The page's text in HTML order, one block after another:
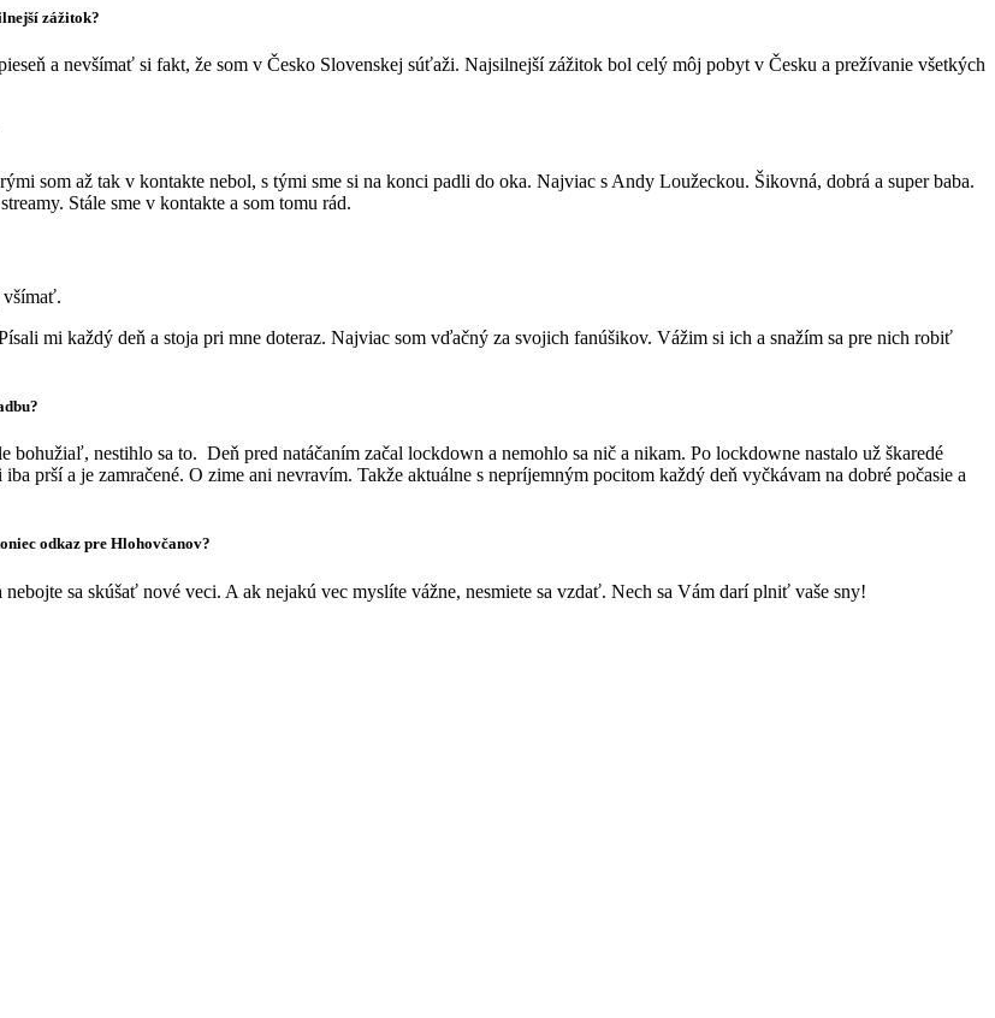
zážitok?
a nevšímať si fakt, že som v Česko Slovenskej súťaži. Najsilnejší zážitok bol celý môj pobyt v Česku a prežívanie všetkých
som až tak v kontakte nebol, s tými sme si na konci padli do oka. Najviac s Andy Loužeckou. Šikovná, dobrá a super baba.
Stále sme v kontakte a som tomu rád.
všímať.
mi každý deň a stoja pri mne doteraz. Najviac som vďačný za svojich fanúšikov. Vážim si ich a snažím sa pre nich robiť
nestihlo sa to. Deň pred natáčaním začal lockdown a nemohlo sa nič a nikam. Po lockdowne nastalo už škaredé
prší a je zamračené. O zime ani nevravím. Takže aktuálne s nepríjemným pocitom každý deň vyčkávam na dobré počasie a
odkaz pre Hlohovčanov?
sa skúšať nové veci. A ak nejakú vec myslíte vážne, nesmiete sa vzdať. Nech sa Vám darí plniť vaše sny!